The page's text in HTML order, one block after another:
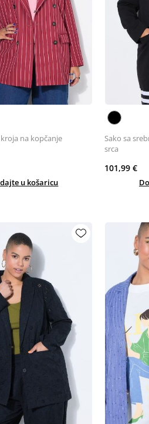
na kopčanje
u košaricu
Sako sa
srca
101,99 €